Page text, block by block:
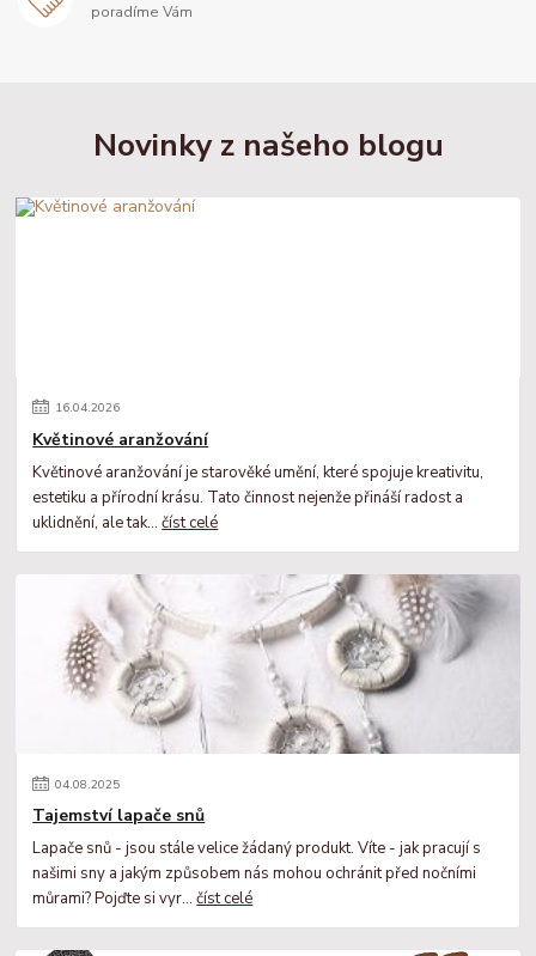
poradíme Vám
Novinky z našeho blogu
16.04.2026
Květinové aranžování
Květinové aranžování je starověké umění, které spojuje kreativitu,
estetiku a přírodní krásu. Tato činnost nejenže přináší radost a
uklidnění, ale tak...číst celé
04.08.2025
Tajemství lapače snů
Lapače snů - jsou stále velice žádaný produkt. Víte - jak pracují s
našimi sny a jakým způsobem nás mohou ochránit před nočními
můrami? Pojďte si vyr...číst celé